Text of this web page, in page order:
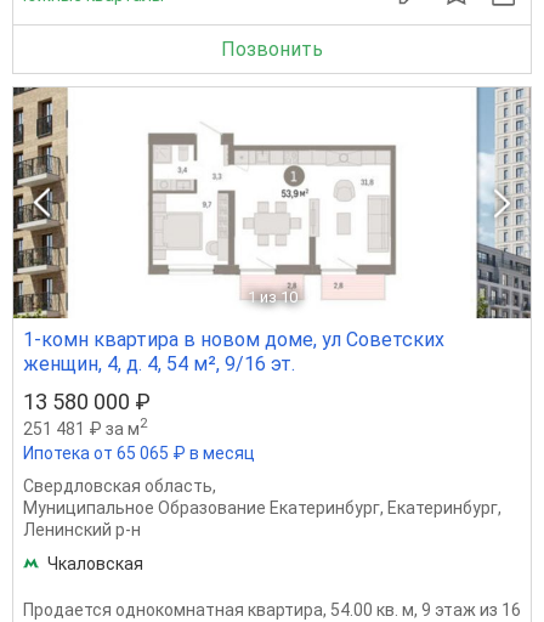
Позвонить
1 из 10
1-комн квартира в новом доме, ул Советских
женщин, 4, д. 4, 54 м², 9/16 эт.
13 580 000 ₽
251 481 ₽ за м2
Ипотека от 65 065 ₽ в месяц
Свердловская область,
Муниципальное Образование Екатеринбург, Екатеринбург,
Ленинский р-н
Чкаловская
Продается однокомнатная квартира, 54.00 кв. м, 9 этаж из 16